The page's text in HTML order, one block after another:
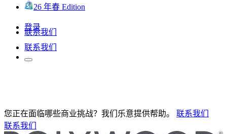
26 年春 Edition
登录
联系我们
联系我们
您正在面临哪些商业挑战？我们乐意提供帮助。
联系我们
联系我们